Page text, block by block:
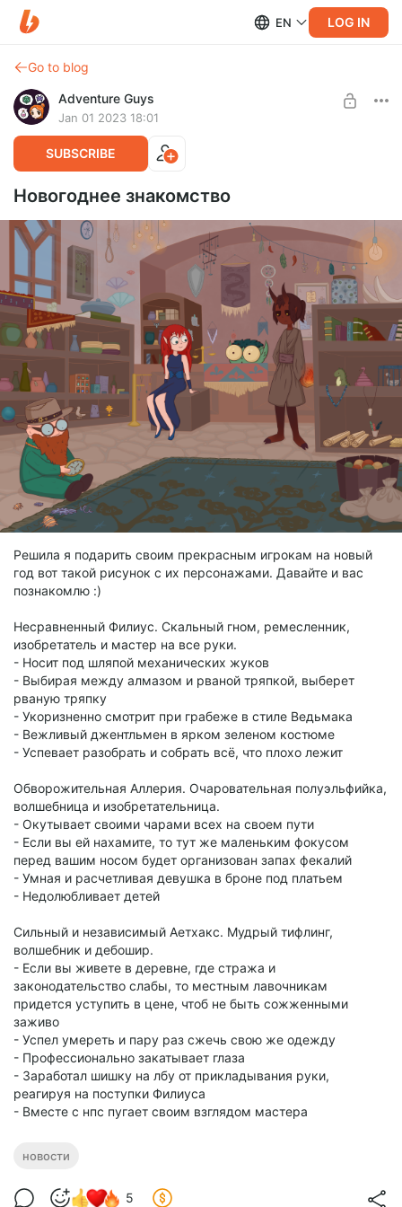
EN LOG IN
Go to blog
Adventure Guys
Jan 01 2023 18:01
SUBSCRIBE
Новогоднее знакомство
Решила я подарить своим прекрасным игрокам на новый
год вот такой рисунок с их персонажами. Давайте и вас
познакомлю :)
Несравненный Филиус. Скальный гном, ремесленник,
изобретатель и мастер на все руки.
- Носит под шляпой механических жуков
- Выбирая между алмазом и рваной тряпкой, выберет
рваную тряпку
- Укоризненно смотрит при грабеже в стиле Ведьмака
- Вежливый джентльмен в ярком зеленом костюме
- Успевает разобрать и собрать всё, что плохо лежит
Обворожительная Аллерия. Очаровательная полуэльфийка,
волшебница и изобретательница.
- Окутывает своими чарами всех на своем пути
- Если вы ей нахамите, то тут же маленьким фокусом
перед вашим носом будет организован запах фекалий
- Умная и расчетливая девушка в броне под платьем
- Недолюбливает детей
Сильный и независимый Аетхакс. Мудрый тифлинг,
волшебник и дебошир.
- Если вы живете в деревне, где стража и
законодательство слабы, то местным лавочникам
придется уступить в цене, чтоб не быть сожженными
заживо
- Успел умереть и пару раз сжечь свою же одежду
- Профессионально закатывает глаза
- Заработал шишку на лбу от прикладывания руки,
реагируя на поступки Филиуса
- Вместе с нпс пугает своим взглядом мастера
новости
5